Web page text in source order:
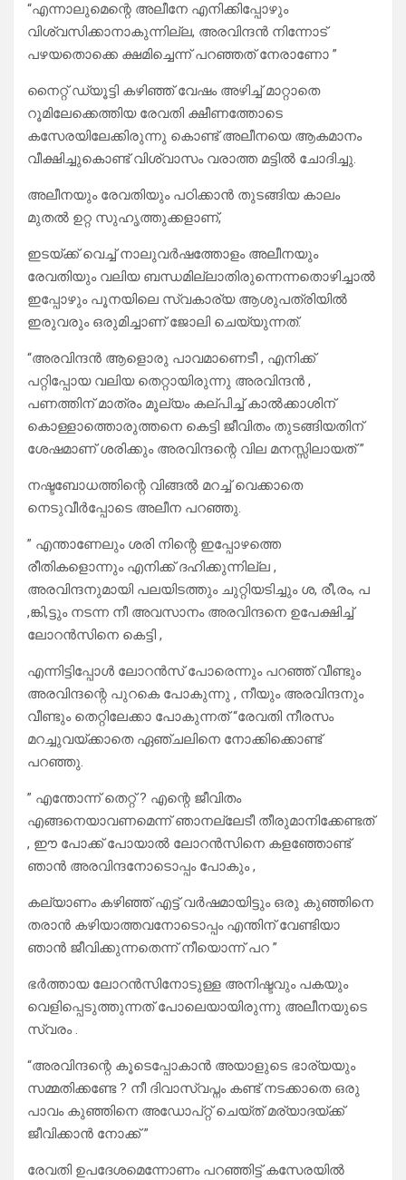
“എന്നാലുമെന്റെ അലീനേ എനിക്കിപ്പോഴും
വിശ്വസിക്കാനാകുന്നില്ല, അരവിന്ദന്‍ നിന്നോട്
പഴയതൊക്കെ ക്ഷമിച്ചെന്ന് പറഞ്ഞത് നേരാണോ ”
നൈറ്റ് ഡ്യൂട്ടി കഴിഞ്ഞ് വേഷം അഴിച്ച് മാറ്റാതെ
റൂമിലേക്കെത്തിയ രേവതി ക്ഷീണത്തോടെ
കസേരയിലേക്കിരുന്നു കൊണ്ട് അലീനയെ ആകമാനം
വീക്ഷിച്ചുകൊണ്ട് വിശ്വാസം വരാത്ത മട്ടില്‍ ചോദിച്ചു.
അലീനയും രേവതിയും പഠിക്കാന്‍ തുടങ്ങിയ കാലം
മുതല്‍ ഉറ്റ സുഹൃത്തുക്കളാണ്,
ഇടയ്ക്ക് വെച്ച് നാലുവര്‍ഷത്തോളം അലീനയും
രേവതിയും വലിയ ബന്ധമില്ലാതിരുന്നെന്നതൊഴിച്ചാല്‍
ഇപ്പോഴും പൂനയിലെ സ്വകാര്യ ആശുപത്രിയില്‍
ഇരുവരും ഒരുമിച്ചാണ് ജോലി ചെയ്യുന്നത്.
“അരവിന്ദന്‍ ആളൊരു പാവമാണെടീ , എനിക്ക്
പറ്റിപ്പോയ വലിയ തെറ്റായിരുന്നു അരവിന്ദന്‍ ,
പണത്തിന് മാത്രം മൂല്യം കല്പിച്ച് കാല്‍ക്കാശിന്
കൊള്ളാത്തൊരുത്തനെ കെട്ടി ജീവിതം തുടങ്ങിയതിന്
ശേഷമാണ് ശരിക്കും അരവിന്ദന്റെ വില മനസ്സിലായത് ”
നഷ്ടബോധത്തിന്റെ വിങ്ങല്‍ മറച്ച് വെക്കാതെ
നെടുവീര്‍പ്പോടെ അലീന പറഞ്ഞു.
” എന്താണേലും ശരി നിന്റെ ഇപ്പോഴത്തെ
രീതികളൊന്നും എനിക്ക് ദഹിക്കുന്നില്ല ,
അരവിന്ദനുമായി പലയിടത്തും ചുറ്റിയടിച്ചും ശ, രീ,രം, പ
,ങ്കി,ട്ടും നടന്ന നീ അവസാനം അരവിന്ദനെ ഉപേക്ഷിച്ച്
ലോറന്‍സിനെ കെട്ടി ,
എന്നിട്ടിപ്പോള്‍ ലോറന്‍സ് പോരെന്നും പറഞ്ഞ് വീണ്ടും
അരവിന്ദന്റെ പുറകെ പോകുന്നു , നീയും അരവിന്ദനും
വീണ്ടും തെറ്റിലേക്കാ പോകുന്നത് “രേവതി നീരസം
മറച്ചുവയ്ക്കാതെ ഏഞ്ചലിനെ നോക്കിക്കൊണ്ട്
പറഞ്ഞു.
” എന്തോന്ന് തെറ്റ് ? എന്റെ ജീവിതം
എങ്ങനെയാവണമെന്ന് ഞാനല്ലേടീ തീരുമാനിക്കേണ്ടത്
, ഈ പോക്ക് പോയാല്‍ ലോറന്‍സിനെ കളഞ്ഞോണ്ട്
ഞാന്‍ അരവിന്ദനോടൊപ്പം പോകും ,
കല്യാണം കഴിഞ്ഞ് എട്ട് വര്‍ഷമായിട്ടും ഒരു കുഞ്ഞിനെ
തരാന്‍ കഴിയാത്തവനോടൊപ്പം എന്തിന് വേണ്ടിയാ
ഞാന്‍ ജീവിക്കുന്നതെന്ന് നീയൊന്ന് പറ ”
ഭര്‍ത്തായ ലോറന്‍സിനോടുള്ള അനിഷ്ടവും പകയും
വെളിപ്പെടുത്തുന്നത് പോലെയായിരുന്നു അലീനയുടെ
സ്വരം .
“അരവിന്ദന്റെ കൂടെപ്പോകാന്‍ അയാളുടെ ഭാര്യയും
സമ്മതിക്കണ്ടേ ? നീ ദിവാസ്വപ്നം കണ്ട് നടക്കാതെ ഒരു
പാവം കുഞ്ഞിനെ അഡോപ്റ്റ് ചെയ്ത് മര്യാദയ്ക്ക്
ജീവിക്കാന്‍ നോക്ക് ”
രേവതി ഉപദേശമെന്നോണം പറഞ്ഞിട്ട് കസേരയില്‍